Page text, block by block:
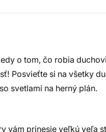
o tom, čo robia
Posvieťte si na všetky
svetlami na herný plán.
vám prinesie veľkú veľa